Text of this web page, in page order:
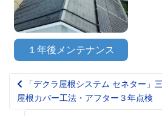
１年後メンテナンス
Post
navigation
「デクラ屋根システム セネター」
屋根カバー工法・アフター３年点検